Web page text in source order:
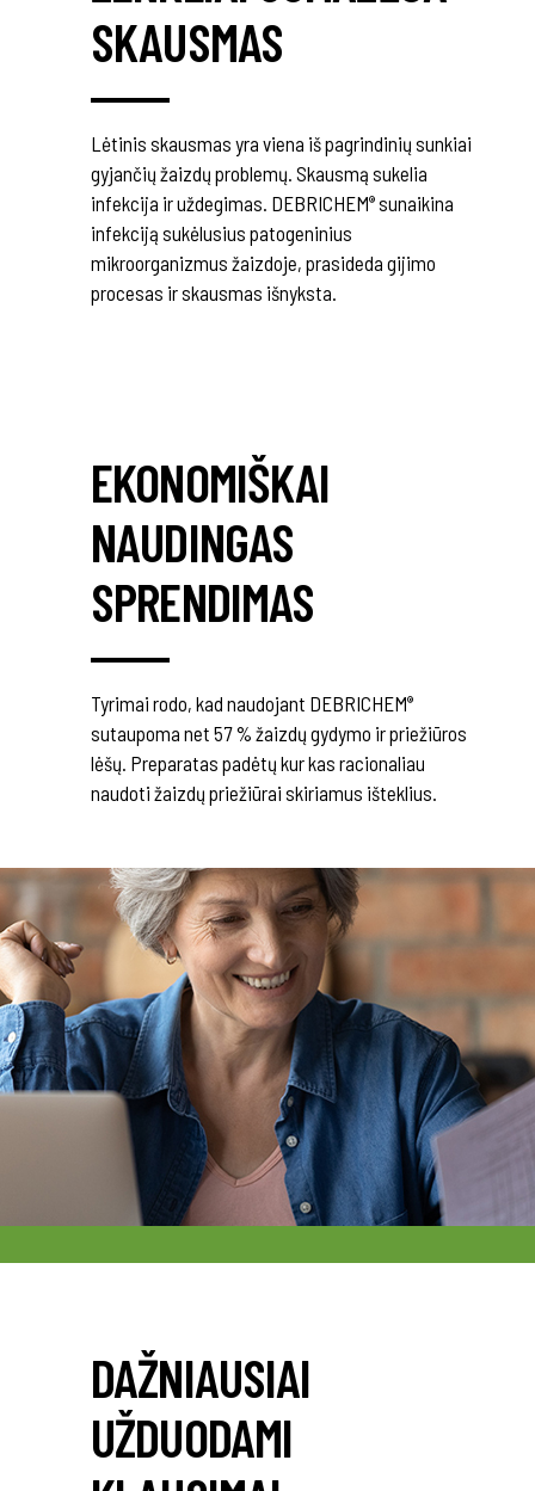
SKAUSMAS
Lėtinis skausmas yra viena iš pagrindinių sunkiai
gyjančių žaizdų problemų. Skausmą sukelia
infekcija ir uždegimas. DEBRICHEM®sunaikina
infekciją sukėlusius patogeninius
mikroorganizmus žaizdoje, prasideda gijimo
procesas ir skausmas išnyksta.
EKONOMIŠKAI
NAUDINGAS
SPRENDIMAS
Tyrimai rodo, kad naudojant DEBRICHEM®
sutaupoma net 57 % žaizdų gydymo ir priežiūros
lėšų. Preparatas padėtų kur kas racionaliau
naudoti žaizdų priežiūrai skiriamus išteklius.
DAŽNIAUSIAI
UŽDUODAMI